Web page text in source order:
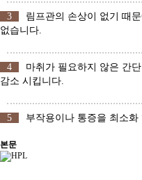
3
림프관의 손상이 없기 때
없습니다.
4
마취가 필요하지 않은 간
감소 시킵니다.
5 부작용이나 통증을 최소화
본문